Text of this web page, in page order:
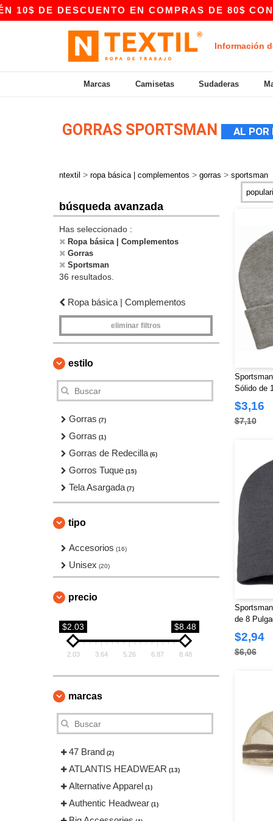
EN COMPRAS DE 80$ CON EL
Información
Marcas Camisetas Sudaderas
GORRAS SPORTSMAN AL POR
ntextil > ropa básica | complementos > gorras > sportsman
búsqueda avanzada
Has seleccionado :
Ropa básica | Complementos
Gorras
Sportsman
36 resultados.
Ropa básica | Complementos
eliminar filtros
estilo
Gorras (7)
Gorras (1)
Gorras de Redecilla (6)
Gorros Tuque (15)
Tela Asargada (7)
tipo
Accesorios (16)
Unisex (20)
precio
$2.03 $8.48
2.03 3.64 5.26 6.87 8.48
marcas
47 Brand (2)
ATLANTIS HEADWEAR (13)
Alternative Apparel (1)
Authentic Headwear (1)
Sólido de
$3,16
$7,10
de 8
$2,94
$6,06